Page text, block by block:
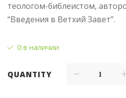
теологом-библеистом,
“Введения в Ветхий Завет”.
0 в наличии
QUANTITY